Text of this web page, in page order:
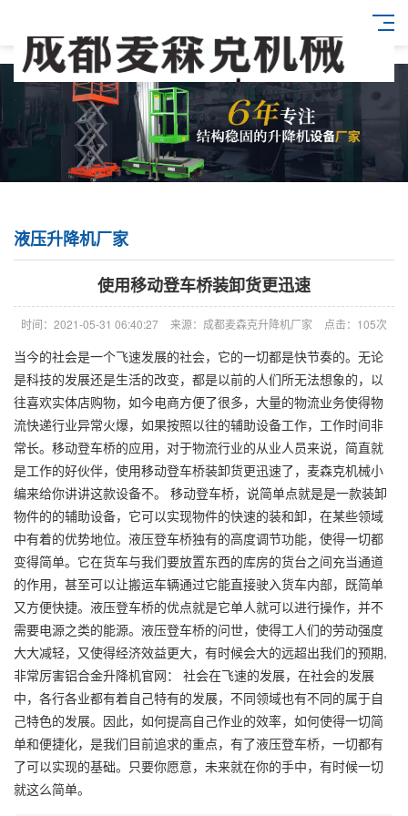
液压升降机厂家
使用移动登车桥装卸货更迅速
时间：2021-05-31 06:40:27 来源：成都麦森克升降机厂家 点击：105次
当今的社会是一个飞速发展的社会，它的一切都是快节奏的。无论
是科技的发展还是生活的改变，都是以前的人们所无法想象的，以
往喜欢实体店购物，如今电商方便了很多，大量的物流业务使得物
流快递行业异常火爆，如果按照以往的辅助设备工作，工作时间非
常长。移动登车桥的应用，对于物流行业的从业人员来说，简直就
是工作的好伙伴，使用移动登车桥装卸货更迅速了，麦森克机械小
编来给你讲讲这款设备不。 移动登车桥，说简单点就是是一款装卸
物件的的辅助设备，它可以实现物件的快速的装和卸，在某些领域
中有着的优势地位。液压登车桥独有的高度调节功能，使得一切都
变得简单。它在货车与我们要放置东西的库房的货台之间充当通道
的作用，甚至可以让搬运车辆通过它能直接驶入货车内部，既简单
又方便快捷。液压登车桥的优点就是它单人就可以进行操作，并不
需要电源之类的能源。液压登车桥的问世，使得工人们的劳动强度
大大减轻，又使得经济效益更大，有时候会大的远超出我们的预期,
非常厉害铝合金升降机官网： 社会在飞速的发展，在社会的发展
中，各行各业都有着自己特有的发展，不同领域也有不同的属于自
己特色的发展。因此，如何提高自己作业的效率，如何使得一切简
单和便捷化，是我们目前追求的重点，有了液压登车桥，一切都有
了可以实现的基础。只要你愿意，未来就在你的手中，有时候一切
就这么简单。